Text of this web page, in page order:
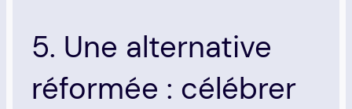
5. Une alternative
réformée : célébrer